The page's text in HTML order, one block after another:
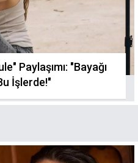
Paylaşımı: "Bayağı
İşlerde!"